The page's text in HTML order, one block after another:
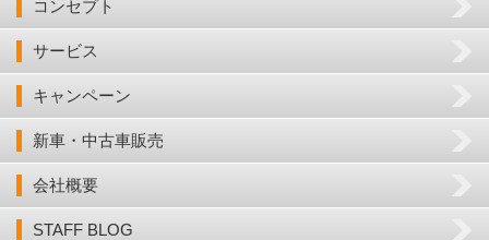
コンセプト
サービス
キャンペーン
新車・中古車販売
会社概要
STAFF BLOG